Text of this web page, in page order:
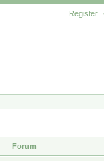
Register
Forum